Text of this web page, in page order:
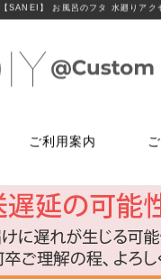
SANEI】 お風呂のフタ 水廻りアク
ッションフロア
グッズ
ーペットシート
工具
ロー
マス
その
床に使う
貼ってはがせるクッシ
フローリング補修グッ
貼って剥がせるカーペ
ご利用案内
ちら
メー
文
ー
00
LINE
こち